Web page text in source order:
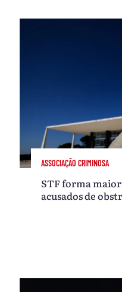
ASSOCIAÇÃO CRIMINOSA
STF forma
acusados de